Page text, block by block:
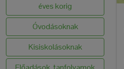
éves korig
Óvodásoknak
Kisiskolásoknak